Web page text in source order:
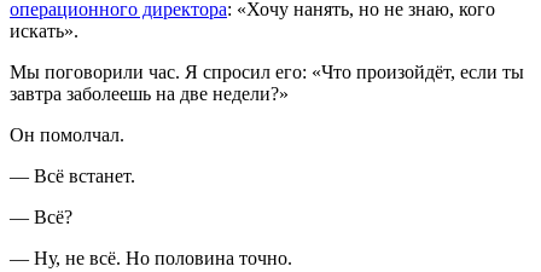
операционного директора: «Хочу нанять, но не знаю, кого
искать».
Мы поговорили час. Я спросил его: «Что произойдёт, если ты
завтра заболеешь на две недели?»
Он помолчал.
— Всё встанет.
— Всё?
— Ну, не всё. Но половина точно.